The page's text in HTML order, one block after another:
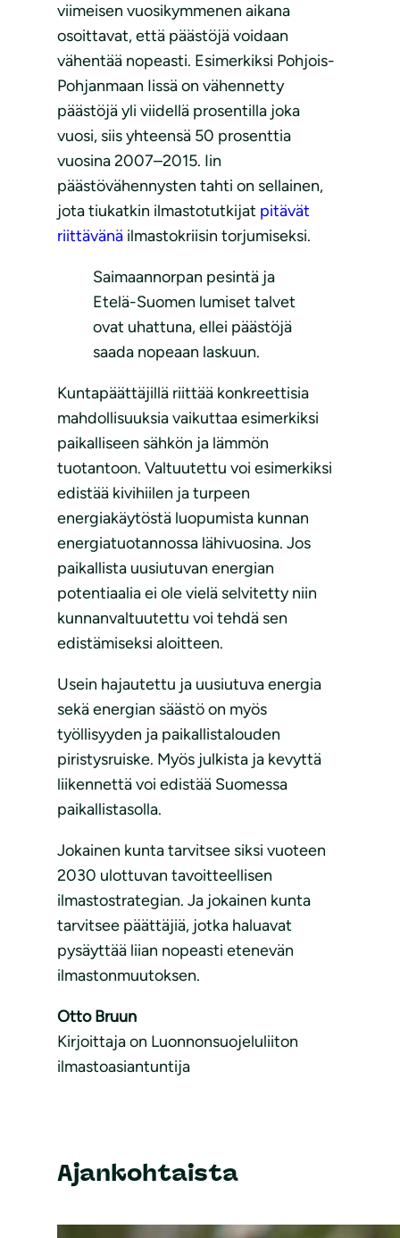
viimeisen vuosikymmenen aikana
osoittavat, että päästöjä voidaan
vähentää nopeasti. Esimerkiksi Pohjois-
Pohjanmaan Iissä on vähennetty
päästöjä yli viidellä prosentilla joka
vuosi, siis yhteensä 50 prosenttia
vuosina 2007–2015. Iin
päästövähennysten tahti on sellainen,
jota tiukatkin ilmastotutkijat pitävät
riittävänä ilmastokriisin torjumiseksi.
Saimaannorpan pesintä ja
Etelä-Suomen lumiset talvet
ovat uhattuna, ellei päästöjä
saada nopeaan laskuun.
Kuntapäättäjillä riittää konkreettisia
mahdollisuuksia vaikuttaa esimerkiksi
paikalliseen sähkön ja lämmön
tuotantoon. Valtuutettu voi esimerkiksi
edistää kivihiilen ja turpeen
energiakäytöstä luopumista kunnan
energiatuotannossa lähivuosina. Jos
paikallista uusiutuvan energian
potentiaalia ei ole vielä selvitetty niin
kunnanvaltuutettu voi tehdä sen
edistämiseksi aloitteen.
Usein hajautettu ja uusiutuva energia
sekä energian säästö on myös
työllisyyden ja paikallistalouden
piristysruiske. Myös julkista ja kevyttä
liikennettä voi edistää Suomessa
paikallistasolla.
Jokainen kunta tarvitsee siksi vuoteen
2030 ulottuvan tavoitteellisen
ilmastostrategian. Ja jokainen kunta
tarvitsee päättäjiä, jotka haluavat
pysäyttää liian nopeasti etenevän
ilmastonmuutoksen.
Otto Bruun
Kirjoittaja on Luonnonsuojeluliiton
ilmastoasiantuntija
Ajankohtaista